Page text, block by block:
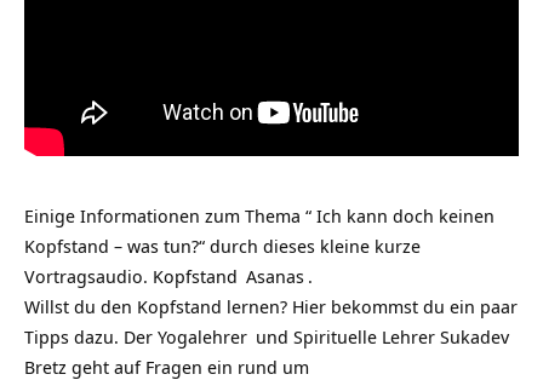
Einige Informationen zum Thema “ Ich kann doch keinen
Kopfstand – was tun?“ durch dieses kleine kurze
Vortragsaudio. Kopfstand Asanas .
Willst du den Kopfstand lernen? Hier bekommst du ein paar
Tipps dazu. Der Yogalehrer und Spirituelle Lehrer Sukadev
Bretz geht auf Fragen ein rund um